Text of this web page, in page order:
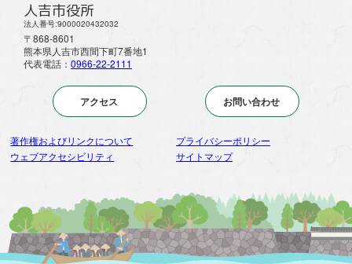
人吉市役所
法人番号:9000020432032
〒868-8601
熊本県人吉市西間下町7番地1
代表電話： 0966-22-2111
アクセス お問い合わせ
著作権およびリンクについて
プライバシーポリシー
ウェブアクセシビリティ
サイトマップ